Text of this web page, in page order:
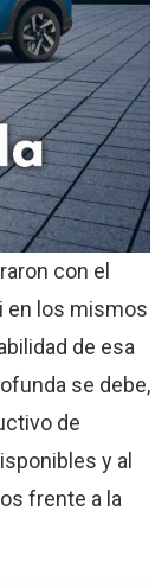
con el
en los mismos
de esa
se debe,
de
y al
frente a la